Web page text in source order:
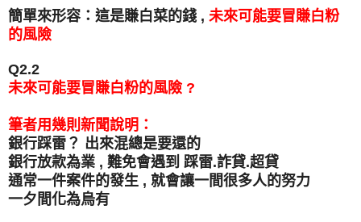
簡單來形容：這是賺白菜的錢 , 未來可能要冒賺白粉
的風險
Q2.2
未來可能要冒賺白粉的風險 ?
筆者用幾則新聞說明：
銀行踩雷？ 出來混總是要還的
銀行放款為業 , 難免會遇到 踩雷.詐貸.超貸
通常一件案件的發生 , 就會讓一間很多人的努力
一夕間化為烏有